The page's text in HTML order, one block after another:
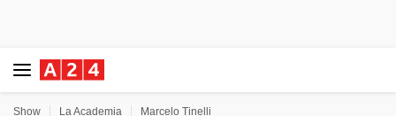
Show La Academia Marcelo Tinelli